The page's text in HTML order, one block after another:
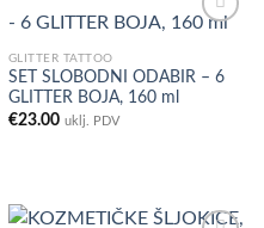
Add to
GLITTER TATTOO
SET SLOBODNI ODABIR – 6
GLITTER BOJA, 160 ml
€23.00 uklj. PDV